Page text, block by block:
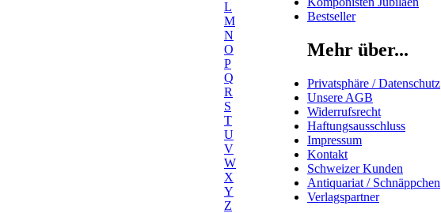
L
M
N
O
P
Q
R
S
T
U
V
W
X
Y
Z
Bestseller
Mehr über...
Privatsphäre / Datenschutz
Unsere AGB
Widerrufsrecht
Haftungsausschluss
Impressum
Kontakt
Schweizer Kunden
Antiquariat / Schnäppchen
Verlagspartner